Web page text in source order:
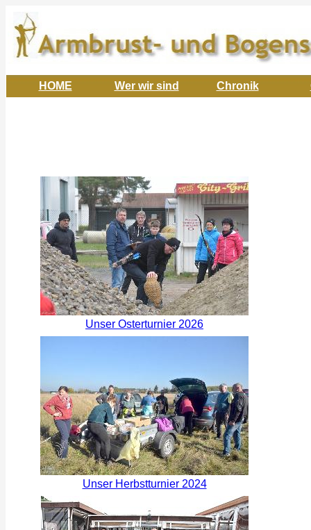
HOME Wer wir sind Chronik
Unser Osterturnier 2026
Unser Herbstturnier 2024